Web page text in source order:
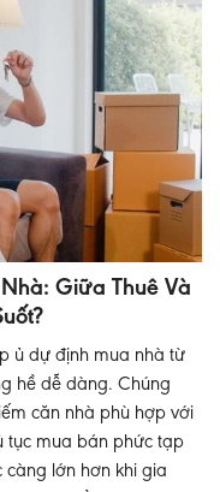
Giữa Thuê Và
ủ dự định mua nhà từ
hề dễ dàng. Chúng
căn nhà phù hợp với
tục mua bán phức tạp
càng lớn hơn khi gia